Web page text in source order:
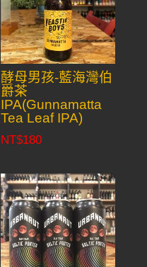
酵母男孩-藍海灣伯
爵茶
IPA(Gunnamatta
Tea Leaf IPA)
NT$180